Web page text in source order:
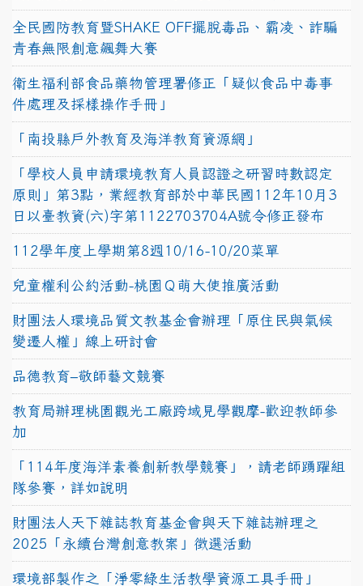
全民國防教育暨SHAKE OFF擺脫毒品、霸凌、詐騙
青春無限創意飆舞大賽
衛生福利部食品藥物管理署修正「疑似食品中毒事
件處理及採樣操作手冊」
「南投縣戶外教育及海洋教育資源網」
「學校人員申請環境教育人員認證之研習時數認定
原則」第3點，業經教育部於中華民國112年10月3
日以臺教資(六)字第1122703704A號令修正發布
112學年度上學期第8週10/16-10/20菜單
兒童權利公約活動-桃園Ｑ萌大使推廣活動
財團法人環境品質文教基金會辦理「原住民與氣候
變遷人權」線上研討會
品德教育–敬師藝文競賽
教育局辦理桃園觀光工廠跨域見學觀摩-歡迎教師參
加
「114年度海洋素養創新教學競賽」，請老師踴躍組
隊參賽，詳如說明
財團法人天下雜誌教育基金會與天下雜誌辦理之
2025「永續台灣創意教案」徵選活動
環境部製作之「淨零綠生活教學資源工具手冊」